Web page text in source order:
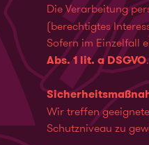
Die Verarbeitung
(berechtigtes
Sofern im Einzelfall
Abs. 1 lit. a DSGVO.
Wir treffen
Schutzniveau zu